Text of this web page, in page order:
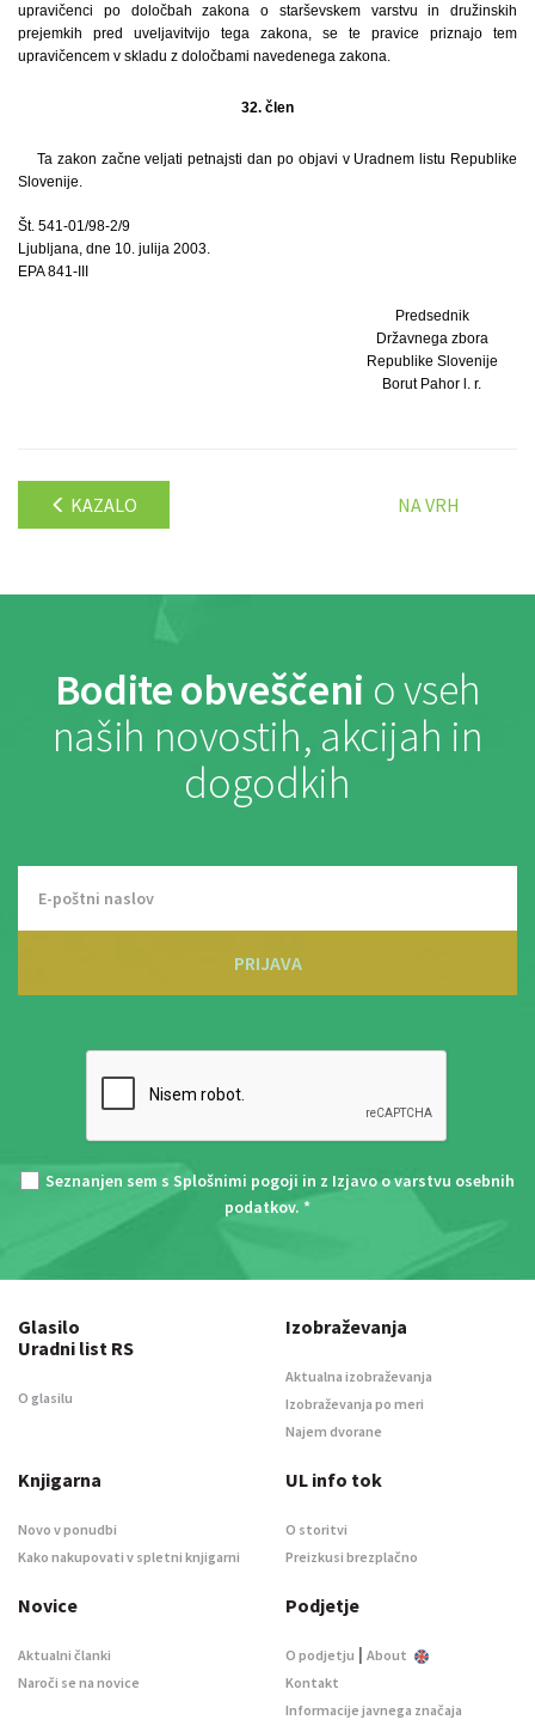
upravičenci po določbah zakona o starševskem varstvu in družinskih
prejemkih pred uveljavitvijo tega zakona, se te pravice priznajo tem
upravičencem v skladu z določbami navedenega zakona.
32. člen
Ta zakon začne veljati petnajsti dan po objavi v Uradnem listu Republike
Slovenije.
Št. 541-01/98-2/9
Ljubljana, dne 10. julija 2003.
EPA 841-III
Predsednik
Državnega zbora
Republike Slovenije
Borut Pahor l. r.
KAZALO NA VRH
Bodite obveščeni o vseh
naših novostih, akcijah in
dogodkih
PRIJAVA
Seznanjen sem s Splošnimi pogoji in z Izjavo o varstvu osebnih
podatkov. *
Glasilo
Uradni list RS
O glasilu
Izobraževanja
Aktualna izobraževanja
Izobraževanja po meri
Najem dvorane
Knjigarna
Novo v ponudbi
Kako nakupovati v spletni knjigarni
UL info tok
O storitvi
Preizkusi brezplačno
Novice
Aktualni članki
Naroči se na novice
Podjetje
O podjetju | About
Kontakt
Informacije javnega značaja